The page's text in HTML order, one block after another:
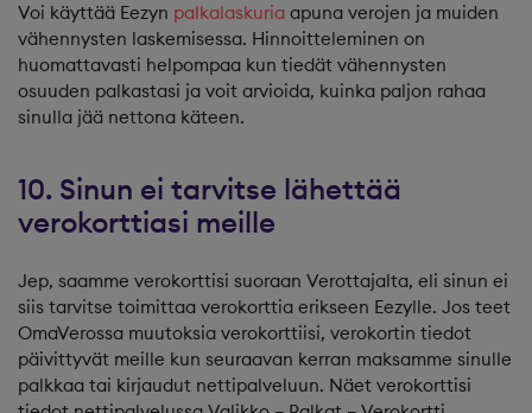
Voi käyttää Eezyn palkalaskuria apuna verojen ja muiden
vähennysten laskemisessa. Hinnoitteleminen on
huomattavasti helpompaa kun tiedät vähennysten
osuuden palkastasi ja voit arvioida, kuinka paljon rahaa
sinulla jää nettona käteen.
10. Sinun ei tarvitse lähettää
verokorttiasi meille
Jep, saamme verokorttisi suoraan Verottajalta, eli sinun ei
siis tarvitse toimittaa verokorttia erikseen Eezylle. Jos teet
OmaVerossa muutoksia verokorttiisi, verokortin tiedot
päivittyvät meille kun seuraavan kerran maksamme sinulle
palkkaa tai kirjaudut nettipalveluun. Näet verokorttisi